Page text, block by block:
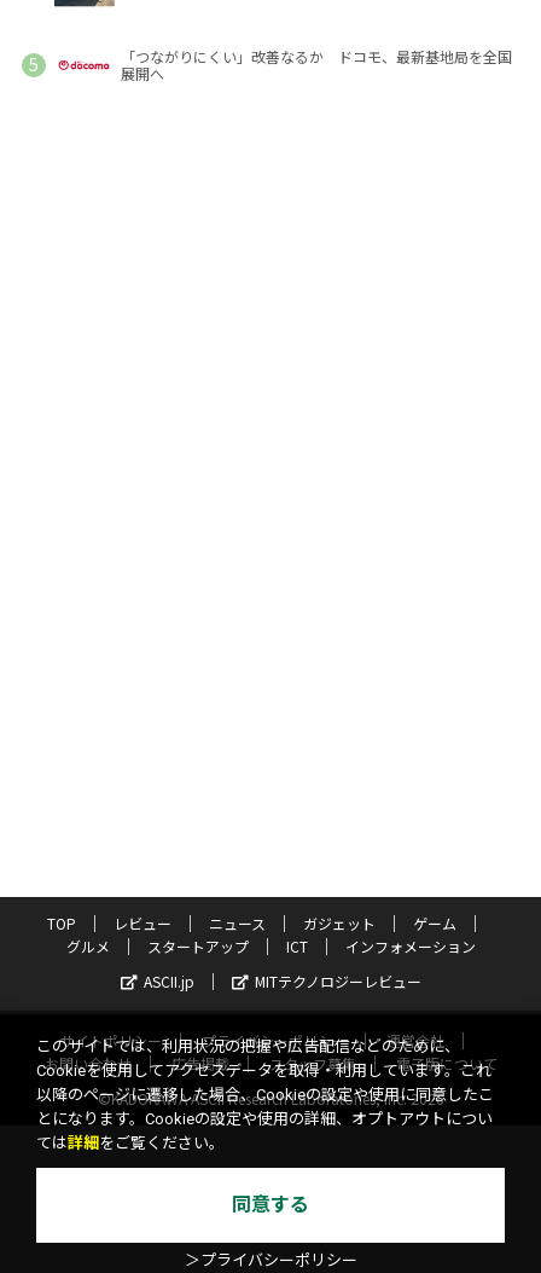
「つながりにくい」改善なるか ドコモ、最新基地局を全国
展開へ
TOP レビュー ニュース ガジェット
ゲーム
グルメ
スタートアップ ICT
インフォメーション
ASCII.jp
MITテクノロジーレビュー
サイトポリシー プライバシーポリシー
運営会社
お問い合わせ
広告掲載 スタッフ募集
電子版について
©KADOKAWA ASCII Research Laboratories, Inc. 2026
このサイトでは、利用状況の把握や広告配信などのために、
Cookieを使用してアクセスデータを取得・利用しています。これ
以降のページに遷移した場合、Cookieの設定や使用に同意したこ
とになります。Cookieの設定や使用の詳細、オプトアウトについ
ては詳細 をご覧ください。
同意する
＞プライバシーポリシー